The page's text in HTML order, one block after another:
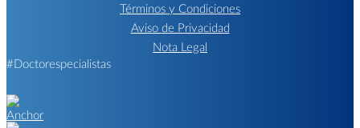
Términos y Condiciones
Aviso de Privacidad
Nota Legal
#Doctorespecialistas